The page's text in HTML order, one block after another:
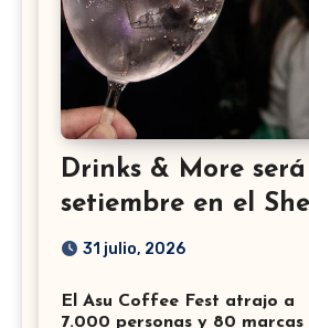
Drinks & More
setiembre en el
31 julio, 2026
El Asu Coffee Fest atrajo a
7.000 personas y 80 marcas